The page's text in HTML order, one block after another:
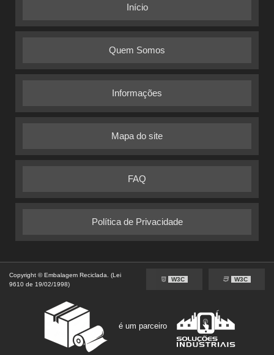
Início
Quem Somos
Informações
Mapa do site
FAQ
Política de Privacidade
Copyright © Embalagem Reciclada. (Lei
9610 de 19/02/1998)
W3C W3C
é um parceiro